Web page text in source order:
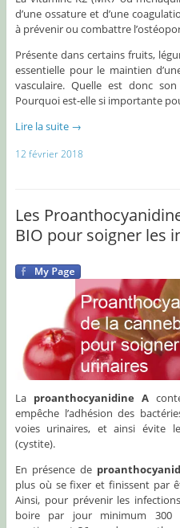
d’une ossature et d’une
à prévenir ou combattre
Présente dans certains fruits,
essentielle pour le maintien
vasculaire. Quelle est donc
Pourquoi est-elle si importante
Lire la suite →
12 février 2018
Les
BIO pour soigner les
La proanthocyanidine A
empêche l’adhésion des
voies urinaires, et ainsi évite
(cystite).
En présence de
plus où se fixer et finissent par
Ainsi, pour prévenir les
boire par jour minimum